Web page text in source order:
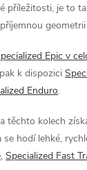
příležitosti, je to
Epic v
k dispozici
Enduro.
těchto kolech
hodí lehké,
, Specialized Fast